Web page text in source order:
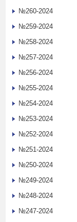
№260-2024
№259-2024
№258-2024
№257-2024
№256-2024
№255-2024
№254-2024
№253-2024
№252-2024
№251-2024
№250-2024
№249-2024
№248-2024
№247-2024